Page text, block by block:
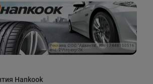
Реклама. ООО "Адвента". ИНН 7448150516
erid: 2VtzqupgzZK
Hankook